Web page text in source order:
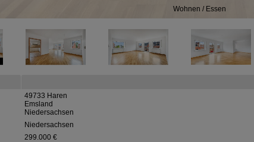
Wohnen / Essen
49733 Haren
Emsland
Niedersachsen
Niedersachsen
299.000 €